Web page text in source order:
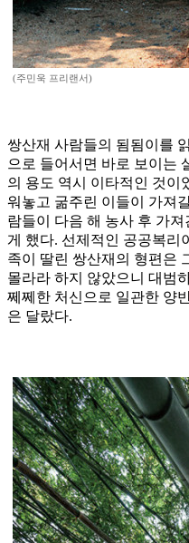
(주민욱 프리랜서)
쌍산재 사람들의 됨됨이를
으로 들어서면 바로 보이는
의 용도 역시 이타적인 것이
워놓고 굶주린 이들이 가져
람들이 다음 해 농사 후 가
게 했다. 선제적인 공공복리
족이 딸린 쌍산재의 형편은
몰라라 하지 않았으니 대범
쩨쩨한 처신으로 일관한 양
은 달랐다.